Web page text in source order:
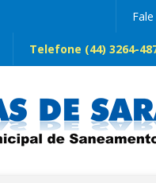
Telefone (44) 3264-